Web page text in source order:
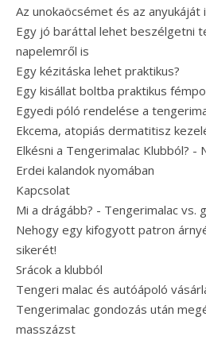
Az unokaöcsémet és az
Egy jó baráttal lehet beszélgetni
napelemről is
Egy kézitáska lehet praktikus?
Egy kisállat boltba praktikus
Egyedi póló rendelése a
Ekcema, atopiás dermatitisz
Elkésni a Tengerimalac Klubból? -
Erdei kalandok nyomában
Kapcsolat
Mi a drágább? - Tengerimalac vs.
Nehogy egy kifogyott patron
sikerét!
Srácok a klubból
Tengeri malac és autóápoló
Tengerimalac gondozás után
masszázst